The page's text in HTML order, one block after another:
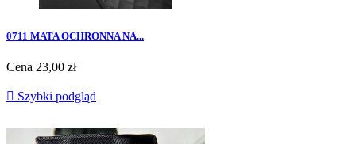
0711 MATA OCHRONNA NA...
Cena 23,00 zł
 Szybki podgląd